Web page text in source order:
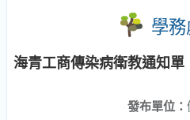
學務
海青工商傳染病衛教通知單
發布單位：